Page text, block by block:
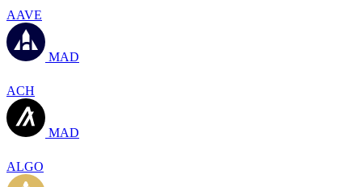
AAVE
MAD
ACH
MAD
ALGO